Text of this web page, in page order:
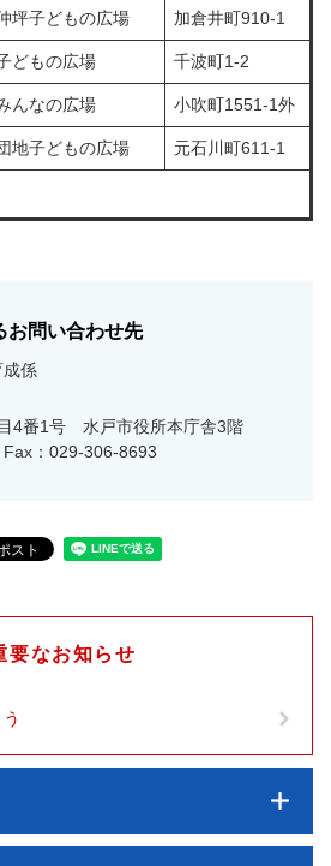
坪子どもの広場 加倉井町910-1
どもの広場 千波町1-2
んなの広場 小吹町1551-1外
地子どもの広場 元石川町611-1
お問い合わせ先
成係
4番1号 水戸市役所本庁舎3階
Fax：029-306-8693
要なお知らせ